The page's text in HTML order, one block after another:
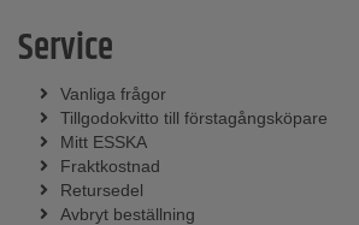
Service
Vanliga frågor
Tillgodokvitto till förstagångsköpare
Mitt ESSKA
Fraktkostnad
Retursedel
Avbryt beställning